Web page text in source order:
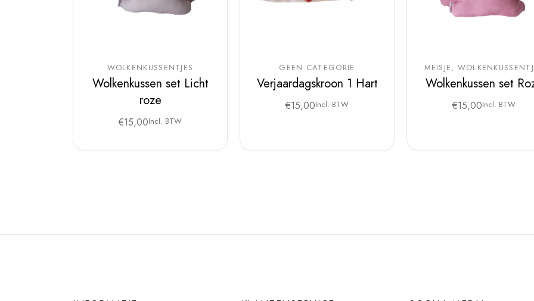
WOLKENKUSSENTJES
Wolkenkussen set Licht
roze
€15,00Incl. BTW
GEEN CATEGORIE
Verjaardagskroon 1 Hart
€15,00Incl. BTW
MEISJE
Wolkenkussen set
€15,00Incl. BTW